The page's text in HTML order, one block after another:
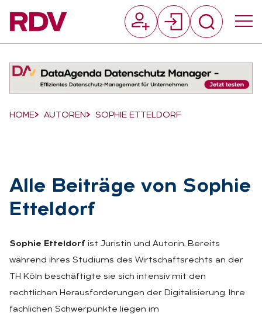
Breadcrumb-Navigation
HOME AUTOREN SOPHIE ETTELDORF
Alle Bei­trä­ge von So­phie
Et­tel­dorf
Sophie Etteldorf ist Juristin und Autorin. Bereits
während ihres Studiums des Wirtschaftsrechts an der
TH Köln beschäftigte sie sich intensiv mit den
rechtlichen Herausforderungen der Digitalisierung. Ihre
fachlichen Schwerpunkte liegen im